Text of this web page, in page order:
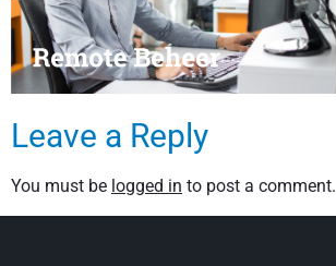
Leave a Reply
You must be logged in to post a comment.